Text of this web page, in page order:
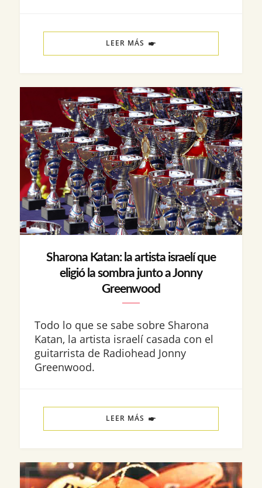
LEER MÁS
Sharona Katan: la artista israelí que
eligió la sombra junto a Jonny
Greenwood
Todo lo que se sabe sobre Sharona
Katan, la artista israelí casada con el
guitarrista de Radiohead Jonny
Greenwood.
LEER MÁS